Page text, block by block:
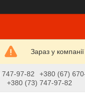
Зараз у
97-82
+380 (67)
+380 (73) 747-97-82